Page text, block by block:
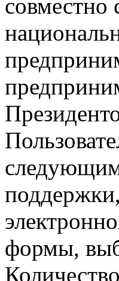
совместно
формы,